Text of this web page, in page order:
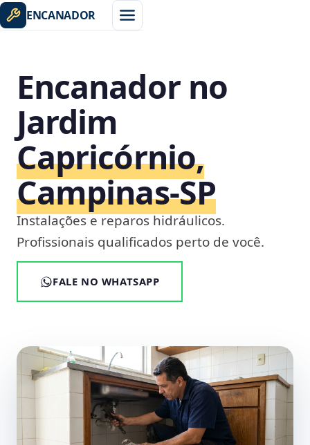
ENCANADOR
Encanador no
Jardim
Capricórnio,
Campinas‑SP
Instalações e reparos hidráulicos.
Profissionais qualificados perto de você.
FALE NO WHATSAPP